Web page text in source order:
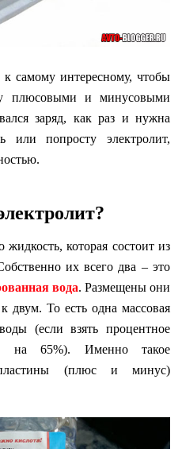
самому интересному, чтобы
плюсовыми и минусовыми
заряд, как раз и нужна
или попросту электролит,
которая состоит из
их всего два – это
вода. Размещены они
двум. То есть одна массовая
(если взять процентное
на 65%). Именно такое
пластины (плюс и минус)